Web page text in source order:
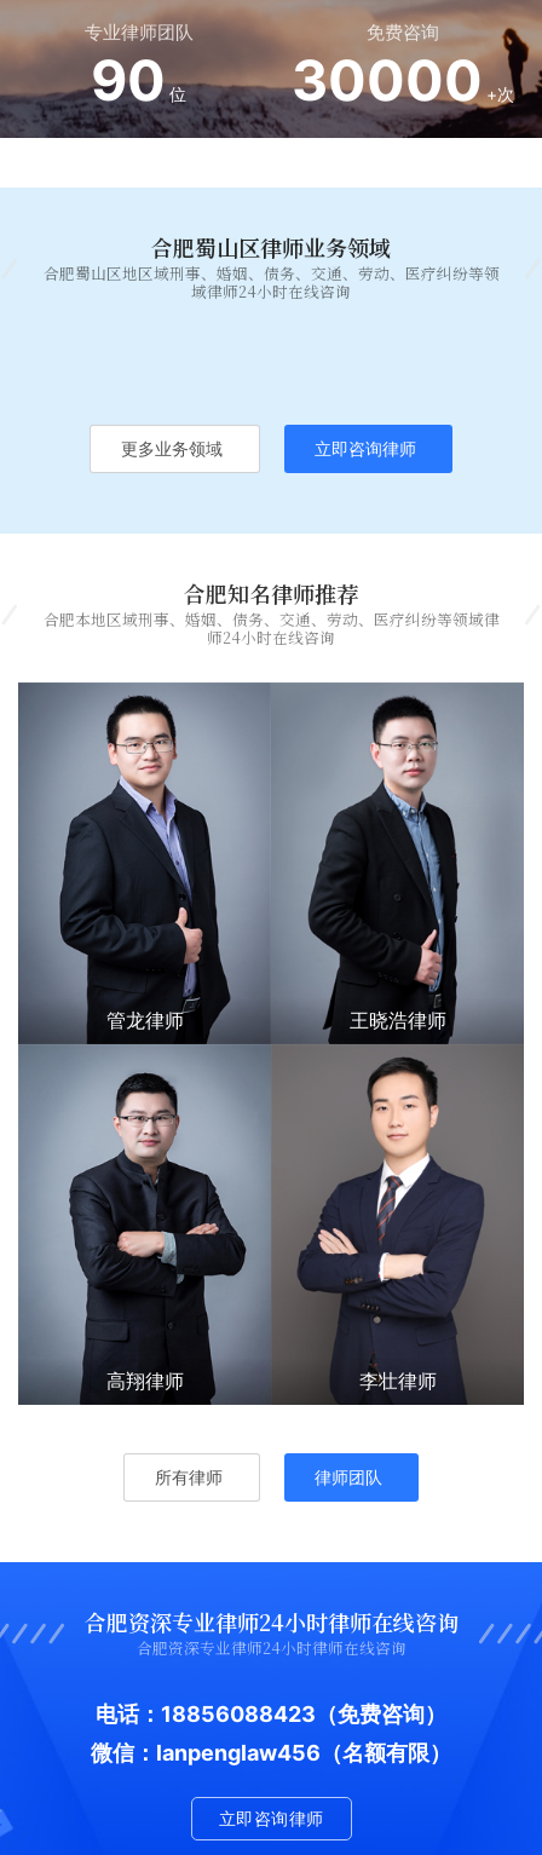
专业律师团队
90位
免费咨询
30000+次
合肥蜀山区律师业务领域
合肥蜀山区地区域刑事、婚姻、债务、交通、劳动、医疗纠纷等领
域律师24小时在线咨询
更多业务领域 立即咨询律师
合肥知名律师推荐
合肥本地区域刑事、婚姻、债务、交通、劳动、医疗纠纷等领域律
师24小时在线咨询
管龙律师 王晓浩律师
高翔律师 李壮律师
所有律师 律师团队
合肥资深专业律师24小时律师在线咨询
合肥资深专业律师24小时律师在线咨询
电话：18856088423 （免费咨询）
微信：lanpenglaw456（名额有限）
立即咨询律师